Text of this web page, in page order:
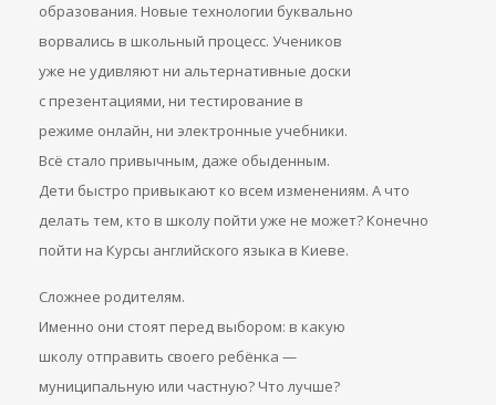
образования. Новые технологии буквально
ворвались в школьный процесс. Учеников
уже не удивляют ни альтернативные доски
с презентациями, ни тестирование в
режиме онлайн, ни электронные учебники.
Всё стало привычным, даже обыденным.
Дети быстро привыкают ко всем изменениям. А что
делать тем, кто в школу пойти уже не может? Конечно
пойти на Курсы английского языка в Киеве.
Сложнее родителям.
Именно они стоят перед выбором: в какую
школу отправить своего ребёнка —
муниципальную или частную? Что лучше?